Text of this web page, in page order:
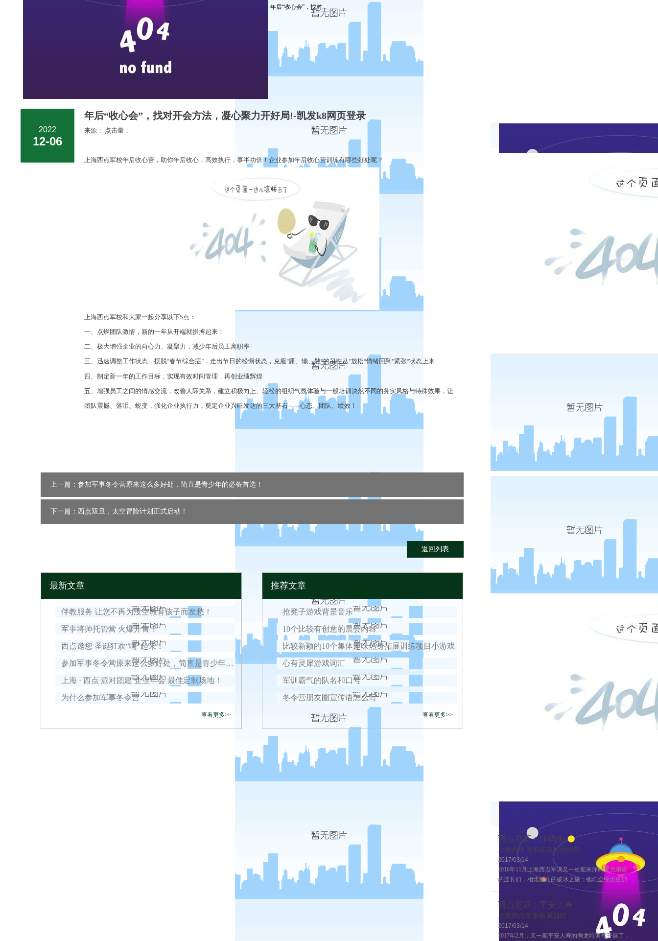
年后“收心会”，找对...
2022
12-06
年后“收心会”，找对开会方法，凝心聚力开好局!-凯发k8网页登录
来源： 点击量：
上海西点军校年后收心营，助你年后收心，高效执行，事半功倍！企业参加年后收心营训练有哪些好处呢？
上海西点军校和大家一起分享以下5点 ：
一、点燃团队激情，新的一年从开端就拼搏起来！
二、极大增强企业的向心力、凝聚力，减少年后员工离职率
三、迅速调整工作状态，摆脱“春节综合症” ，走出节日的松懈状态，克服“庸、懒、散”的习性从“放松”情绪回到 “紧张”状态上来
四、制定新一年的工作目标，实现有效时间管理，再创业绩辉煌
五、增强员工之间的情感交流，改善人际关系，建立积极向上、轻松的组织气氛体验与一般培训决然不同的务实风格与特殊效果，让
团队震撼、落泪、蜕变，强化企业执行力，奠定企业兴旺发达的三大基石——心态、团队、绩效！
上一篇：参加军事冬令营原来这么多好处，简直是青少年的必备首选！
下一篇：西点双旦，太空冒险计划正式启动！
返回列表
最新文章
伴教服务 让您不再为没空教育孩子而发愁！
军事将帅托管营 火爆开售！
西点邀您 圣诞狂欢“嗨”起来！
参加军事冬令营原来这么多好处，简直是青少年的必备首选！
上海 · 西点 派对团建 企业年会 最佳定制场地！
为什么参加军事冬令营
查看更多>>
推荐文章
抢凳子游戏背景音乐
10个比较有创意的晨会内容
比较新颖的10个集体趣味热身拓展训练项目小游戏
心有灵犀游戏词汇
军训霸气的队名和口号
冬令营朋友圈宣传语怎么写
查看更多>>
西点见证：洋码头
上海西点兄弟连连长训练营
2017/03/14
2016年11月上海西点军训又一次迎来洋码头兄弟连
的连长们，相比新兵的破冰之旅，他们会经历更加
严格的训练，这也是兄弟连连长训练的第二期，来
西点见证：平安人寿
上海西点军事拓展训练
2017/03/14
2017年2月，又一期平安人寿的腾龙特训营开展了，